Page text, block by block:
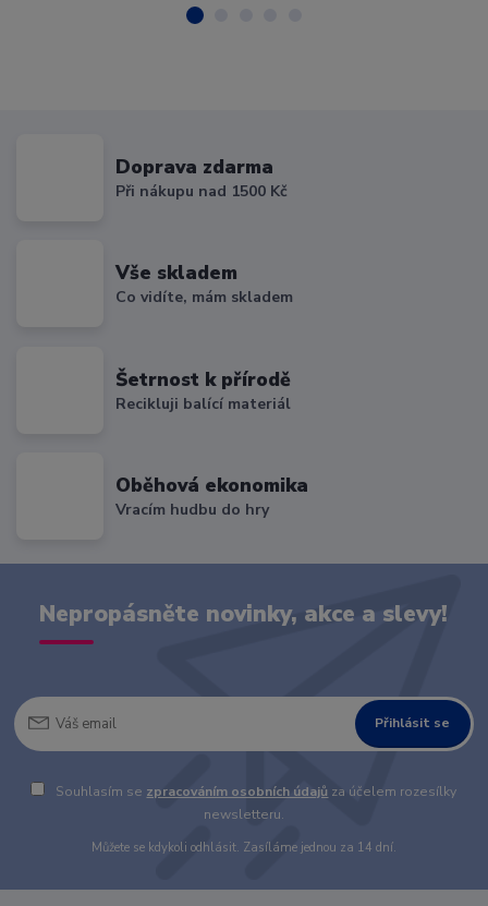
Doprava zdarma
Při nákupu nad 1500 Kč
Vše skladem
Co vidíte, mám skladem
Šetrnost k přírodě
Recikluji balící materiál
Oběhová ekonomika
Vracím hudbu do hry
Nepropásněte novinky, akce a slevy!
Přihlásit se
Souhlasím se zpracováním osobních údajů za účelem rozesílky
newsletteru.
Můžete se kdykoli odhlásit. Zasíláme jednou za 14 dní.